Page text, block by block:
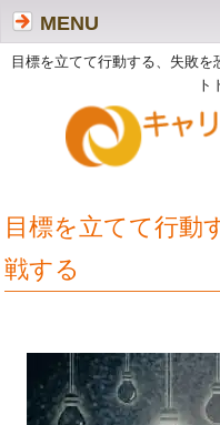
目標を立てて行動する、失敗
ト
MENU
目標を立てて行動
戦する